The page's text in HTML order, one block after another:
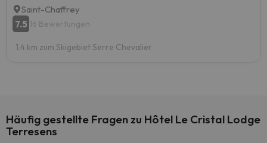
Saint-Chaffrey
7.5 16 Bewertungen
1.4 km zum Skigebiet Serre Chevalier
Häufig gestellte Fragen zu Hôtel Le Cristal Lodge
Terresens